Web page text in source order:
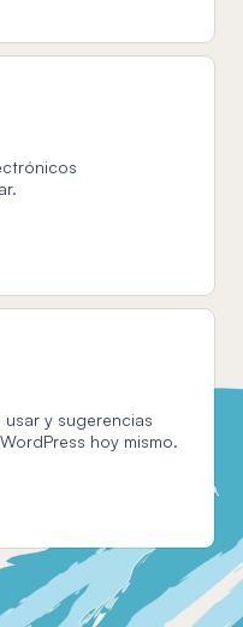
y sugerencias
hoy mismo.